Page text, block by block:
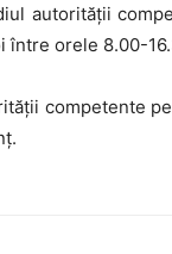
autorității
între orele 8.00-
competente